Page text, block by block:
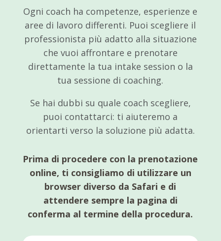
Ogni coach ha competenze, esperienze e
aree di lavoro differenti. Puoi scegliere il
professionista più adatto alla situazione
che vuoi affrontare e prenotare
direttamente la tua intake session o la
tua sessione di coaching.
Se hai dubbi su quale coach scegliere,
puoi contattarci: ti aiuteremo a
orientarti verso la soluzione più adatta.
Prima di procedere con la prenotazione
online, ti consigliamo di utilizzare un
browser diverso da Safari e di
attendere sempre la pagina di
conferma al termine della procedura.